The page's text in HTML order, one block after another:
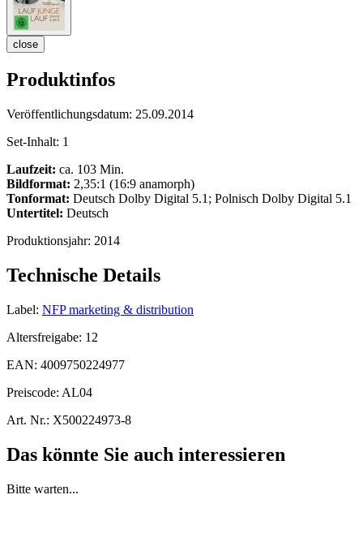
close
Produktinfos
Veröffentlichungsdatum: 25.09.2014
Set-Inhalt: 1
Laufzeit: ca. 103 Min.
Bildformat: 2,35:1 (16:9 anamorph)
Tonformat: Deutsch Dolby Digital 5.1; Polnisch Dolby Digital 5.1
Untertitel: Deutsch
Produktionsjahr: 2014
Technische Details
Label: NFP marketing & distribution
Altersfreigabe: 12
EAN: 4009750224977
Preiscode: AL04
Art. Nr.: X500224973-8
Das könnte Sie auch interessieren
Bitte warten...